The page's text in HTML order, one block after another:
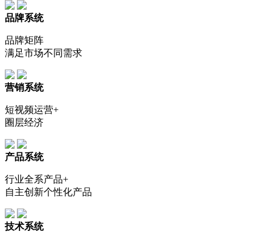
品牌系统
品牌矩阵
满足市场不同需求
营销系统
短视频运营+
圈层经济
产品系统
行业全系产品+
自主创新个性化产品
技术系统